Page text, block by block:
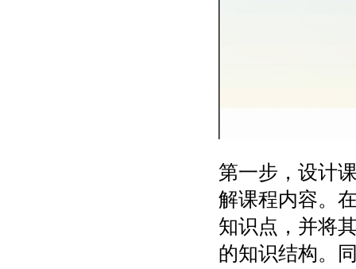
第一步，设计
解课程内容。
知识点，并将
的知识结构。